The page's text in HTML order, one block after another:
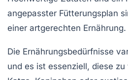
angepasster Fütterungsplan
einer artgerechten Ernährung.
Die Ernährungsbedürfnisse
und es ist essenziell, diese